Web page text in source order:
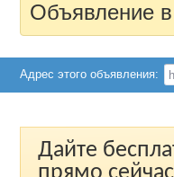
Объявление
Адрес этого объявления:
Дайте